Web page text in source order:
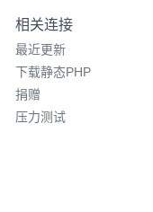
相关连接
最近更新
下载静态PHP
捐赠
压力测试